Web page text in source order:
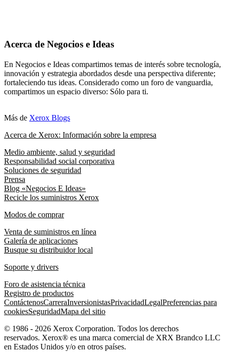
Acerca de Negocios e Ideas
En Negocios e Ideas compartimos temas de interés sobre tecnología,
innovación y estrategia abordados desde una perspectiva diferente;
fortaleciendo tus ideas. Considerado como un foro de vanguardia,
compartimos un espacio diverso: Sólo para ti.
Más de Xerox Blogs
Acerca de Xerox: Información sobre la empresa
Medio ambiente, salud y seguridad
Responsabilidad social corporativa
Soluciones de seguridad
Prensa
Blog «Negocios E Ideas»
Recicle los suministros Xerox
Modos de comprar
Venta de suministros en línea
Galería de aplicaciones
Busque su distribuidor local
Soporte y drivers
Foro de asistencia técnica
Registro de productos
ContáctenosCarreraInversionistasPrivacidadLegalPreferencias para
cookiesSeguridadMapa del sitio
© 1986 - 2026 Xerox Corporation. Todos los derechos
reservados. Xerox® es una marca comercial de XRX Brandco LLC
en Estados Unidos y/o en otros países.